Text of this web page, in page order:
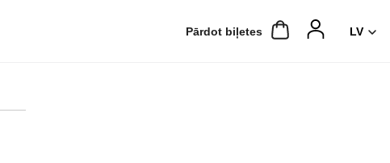
Pārdot biļetes